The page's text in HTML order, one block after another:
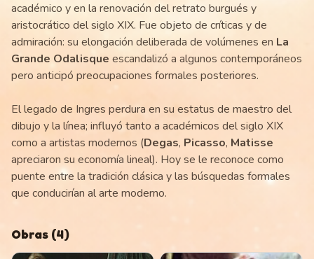
académico y en la renovación del retrato burgués y
aristocrático del siglo XIX. Fue objeto de críticas y de
admiración: su elongación deliberada de volúmenes en La
Grande Odalisque escandalizó a algunos contemporáneos
pero anticipó preocupaciones formales posteriores.
El legado de Ingres perdura en su estatus de maestro del
dibujo y la línea; influyó tanto a académicos del siglo XIX
como a artistas modernos (Degas, Picasso, Matisse
apreciaron su economía lineal). Hoy se le reconoce como
puente entre la tradición clásica y las búsquedas formales
que conducirían al arte moderno.
Obras (4)